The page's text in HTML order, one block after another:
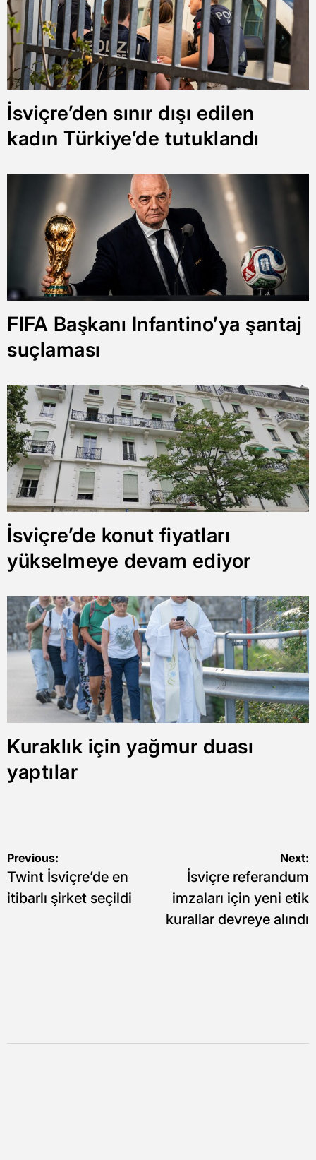
İsviçre’den sınır dışı edilen
kadın Türkiye’de tutuklandı
FIFA Başkanı Infantino’ya şantaj
suçlaması
İsviçre’de konut fiyatları
yükselmeye devam ediyor
Kuraklık için yağmur duası
yaptılar
Yazı
gezinmesi
Previous:
Twint İsviçre’de en
itibarlı şirket seçildi
Next:
İsviçre referandum
imzaları için yeni etik
kurallar devreye alındı